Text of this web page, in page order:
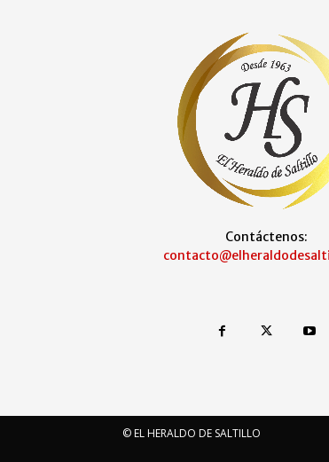
Contáctenos:
© EL HERALDO DE SALTILLO